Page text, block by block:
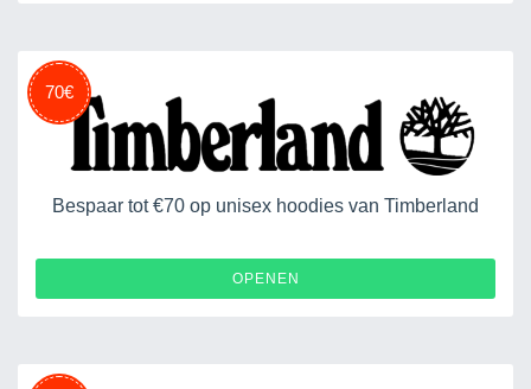
70€
Bespaar tot €70 op unisex hoodies van Timberland
OPENEN